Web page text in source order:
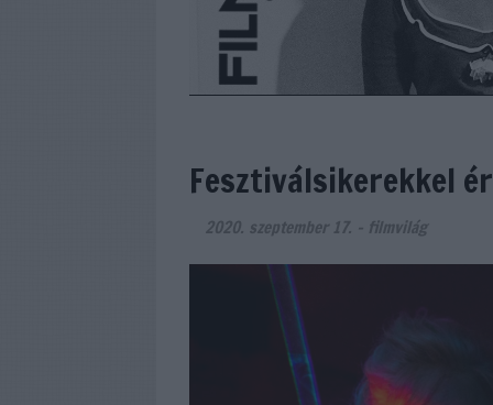
Fesztiválsikerekkel
2020. szeptember 17. - filmvilág